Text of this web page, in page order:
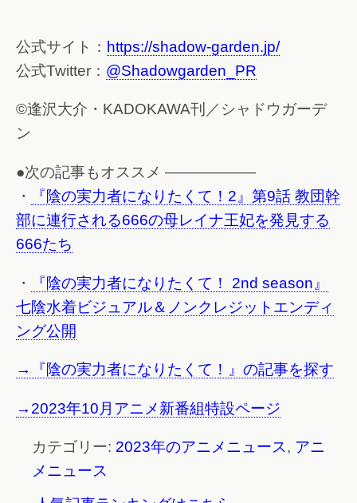
公式サイト： https://shadow-garden.jp/
公式Twitter： @Shadowgarden_PR
©逢沢大介・KADOKAWA刊／シャドウガーデ
ン
●次の記事もオススメ ——————
・
『陰の実力者になりたくて！2』第9話 教団幹
部に連行される666の母レイナ王妃を発見する
666たち
・
『陰の実力者になりたくて！ 2nd season』
七陰水着ビジュアル＆ノンクレジットエンディ
ング公開
→『陰の実力者になりたくて！』の記事を探す
→2023年10月アニメ新番組特設ページ
カテゴリー: 2023年のアニメニュース, アニ
メニュース